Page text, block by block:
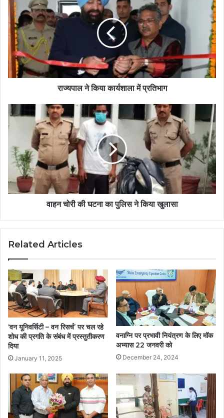
राज्यपाल ने किया कार्यशाला में प्रतिभाग
वाहन चोरी की घटना का पुलिस ने किया खुलासा
Related Articles
‘वन यूनिवर्सिटी – वन रिसर्च’ पर चल रहे
शोध की प्रगति के संबंध में प्रस्तुतीकरण
दिया
January 11, 2025
वनाग्नि पर प्रभावी नियंत्रण के लिए मॉक
अभ्यास 22 जनवरी को
December 24, 2024